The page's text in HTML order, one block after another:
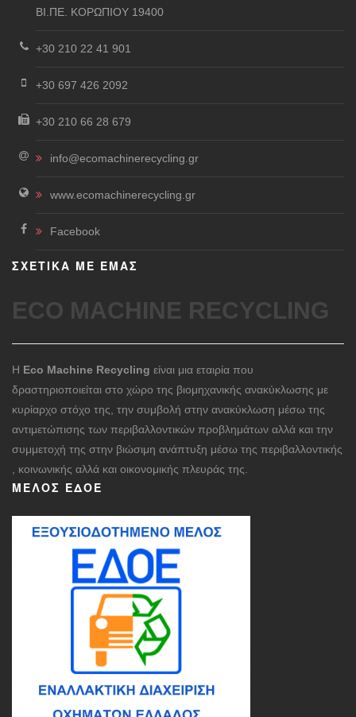
ΒΙ.ΠΕ. ΚΟΡΩΠΙΟΥ 19400
+30 210 22 41 901
+30 697 426 2092
+30 210 66 28 679
info@ecomachinerecycling.gr
www.ecomachinerecycling.gr
Facebook
ΣΧΕΤΙΚΑ ΜΕ ΕΜΑΣ
ECO MACHINE RECYCLING
Η Eco Machine Recycling είναι μια εταιρία που
δραστηριοποιείται στο χώρο της βιομηχανικής ανακύκλωσης με
κυρίαρχο στόχο της, την συμβολή στην ανακύκλωση μέσω της
αντιμετώπισης των περιβαλλοντικών προβλημάτων αλλά και την
συμμετοχή της στην βιώσιμη ανάπτυξη μέσω της περιβαλλοντικής
, κοινωνικής αλλά και οικονομικής πλευράς της.
ΜΈΛΟΣ ΕΔΟΕ